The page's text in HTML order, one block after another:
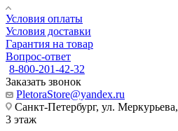
Условия оплаты
Условия доставки
Гарантия на товар
Вопрос-ответ
8-800-201-42-32
Заказать звонок
PletoraStore@yandex.ru
Санкт-Петербург, ул.
3 этаж